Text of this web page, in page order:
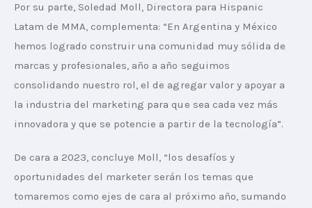
Por su parte, Soledad Moll, Directora para Hispanic
Latam de MMA, complementa: “En Argentina y México
hemos logrado construir una comunidad muy sólida de
marcas y profesionales, año a año seguimos
consolidando nuestro rol, el de agregar valor y apoyar a
la industria del marketing para que sea cada vez más
innovadora y que se potencie a partir de la tecnología”.
De cara a 2023, concluye Moll, “los desafíos y
oportunidades del marketer serán los temas que
tomaremos como ejes de cara al próximo año, sumando